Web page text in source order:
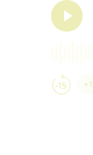
×1